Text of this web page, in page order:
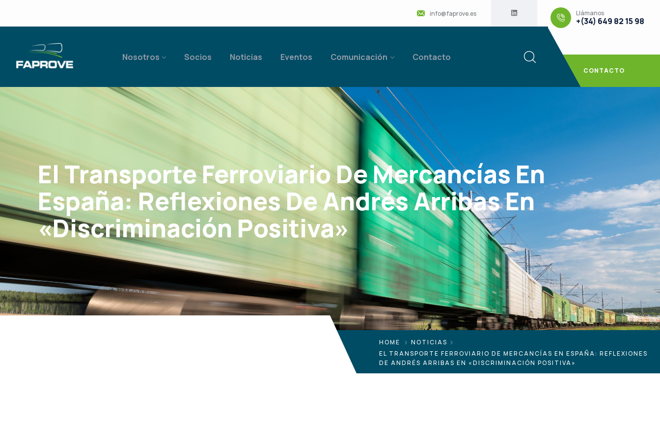
info@faprove.es Llámanos
+(34) 649 82 15 98
Nosotros Socios Noticias Eventos Comunicación Contacto
CONTACTO
El Transporte Ferroviario De Mercancías En
España: Reflexiones De Andrés Arribas En
«Discriminación Positiva»
HOME
NOTICIAS
EL TRANSPORTE FERROVIARIO DE MERCANCÍAS EN ESPAÑA: REFLEXIONES
DE ANDRÉS ARRIBAS EN «DISCRIMINACIÓN POSITIVA»